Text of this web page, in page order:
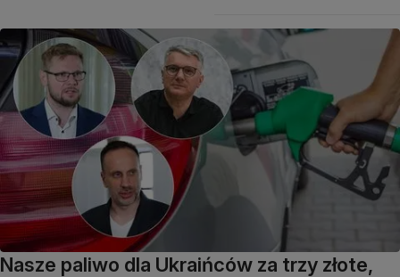
Nasze paliwo dla Ukraińców za trzy złote,